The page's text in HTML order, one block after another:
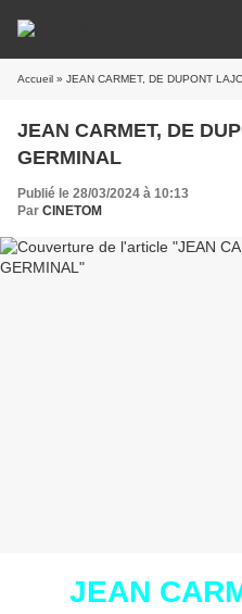
Accueil » JEAN CARMET, DE DUPONT
JEAN CARMET, DE
GERMINAL
Publié le 28/03/2024 à 10:13
Par CINETOM
JEAN